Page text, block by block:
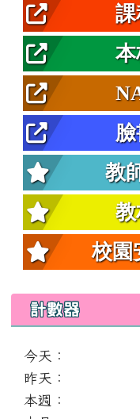
教
校園
計數器
今天：
昨天：
本週：